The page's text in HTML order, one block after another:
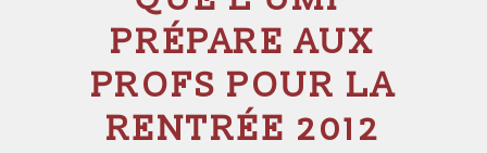
PRÉPARE AUX
PROFS POUR LA
RENTRÉE 2012